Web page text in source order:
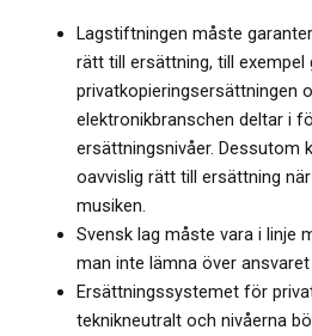
Lagstiftningen måste
rätt till ersättning, till exempel
privatkopieringsersättningen
elektronikbranschen deltar i
ersättningsnivåer. Dessutom
oavvislig rätt till ersättning
musiken.
Svensk lag måste vara i linje
man inte lämna över
Ersättningssystemet för
teknikneutralt och nivåerna